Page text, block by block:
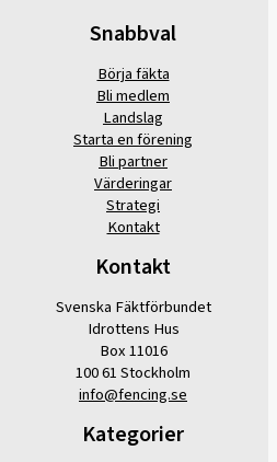
Snabbval
Börja fäkta
Bli medlem
Landslag
Starta en förening
Bli partner
Värderingar
Strategi
Kontakt
Kontakt
Svenska Fäktförbundet
Idrottens Hus
Box 11016
100 61 Stockholm
info@fencing.se
Kategorier